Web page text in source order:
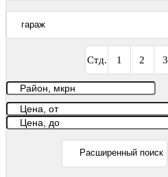
Стд. 1 2 3
Расширенный поиск